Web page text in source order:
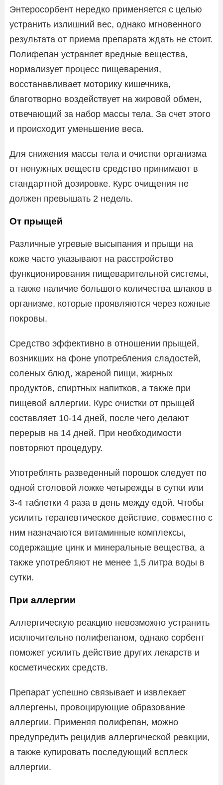
Энтеросорбент нередко применяется с целью
устранить излишний вес, однако мгновенного
результата от приема препарата ждать не стоит.
Полифепан устраняет вредные вещества,
нормализует процесс пищеварения,
восстанавливает моторику кишечника,
благотворно воздействует на жировой обмен,
отвечающий за набор массы тела. За счет этого
и происходит уменьшение веса.
Для снижения массы тела и очистки организма
от ненужных веществ средство принимают в
стандартной дозировке. Курс очищения не
должен превышать 2 недель.
От прыщей
Различные угревые высыпания и прыщи на
коже часто указывают на расстройство
функционирования пищеварительной системы,
а также наличие большого количества шлаков в
организме, которые проявляются через кожные
покровы.
Средство эффективно в отношении прыщей,
возникших на фоне употребления сладостей,
соленых блюд, жареной пищи, жирных
продуктов, спиртных напитков, а также при
пищевой аллергии. Курс очистки от прыщей
составляет 10-14 дней, после чего делают
перерыв на 14 дней. При необходимости
повторяют процедуру.
Употреблять разведенный порошок следует по
одной столовой ложке четырежды в сутки или
3-4 таблетки 4 раза в день между едой. Чтобы
усилить терапевтическое действие, совместно с
ним назначаются витаминные комплексы,
содержащие цинк и минеральные вещества, а
также употребляют не менее 1,5 литра воды в
сутки.
При аллергии
Аллергическую реакцию невозможно устранить
исключительно полифепаном, однако сорбент
поможет усилить действие других лекарств и
косметических средств.
Препарат успешно связывает и извлекает
аллергены, провоцирующие образование
аллергии. Применяя полифепан, можно
предупредить рецидив аллергической реакции,
а также купировать последующий всплеск
аллергии.